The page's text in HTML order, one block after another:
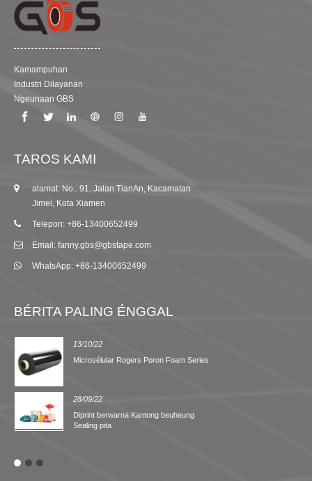
Kamampuhan
Industri Dilayanan
Ngeunaan GBS
TAROS KAMI
alamat: No.. 91, Jalan TianAn, Kacamatan
Jimei, Kota Xiamen
Telepon: +86-13400652499
Email: fanny.gbs@gbstape.com
WhatsApp: +86-13400652499
BÉRITA PALING ÉNGGAL
13/10/22
Microsélular Rogers Poron Foam Series
28/09/22
Diprint berwarna Kantong beuheung
Sealing pita